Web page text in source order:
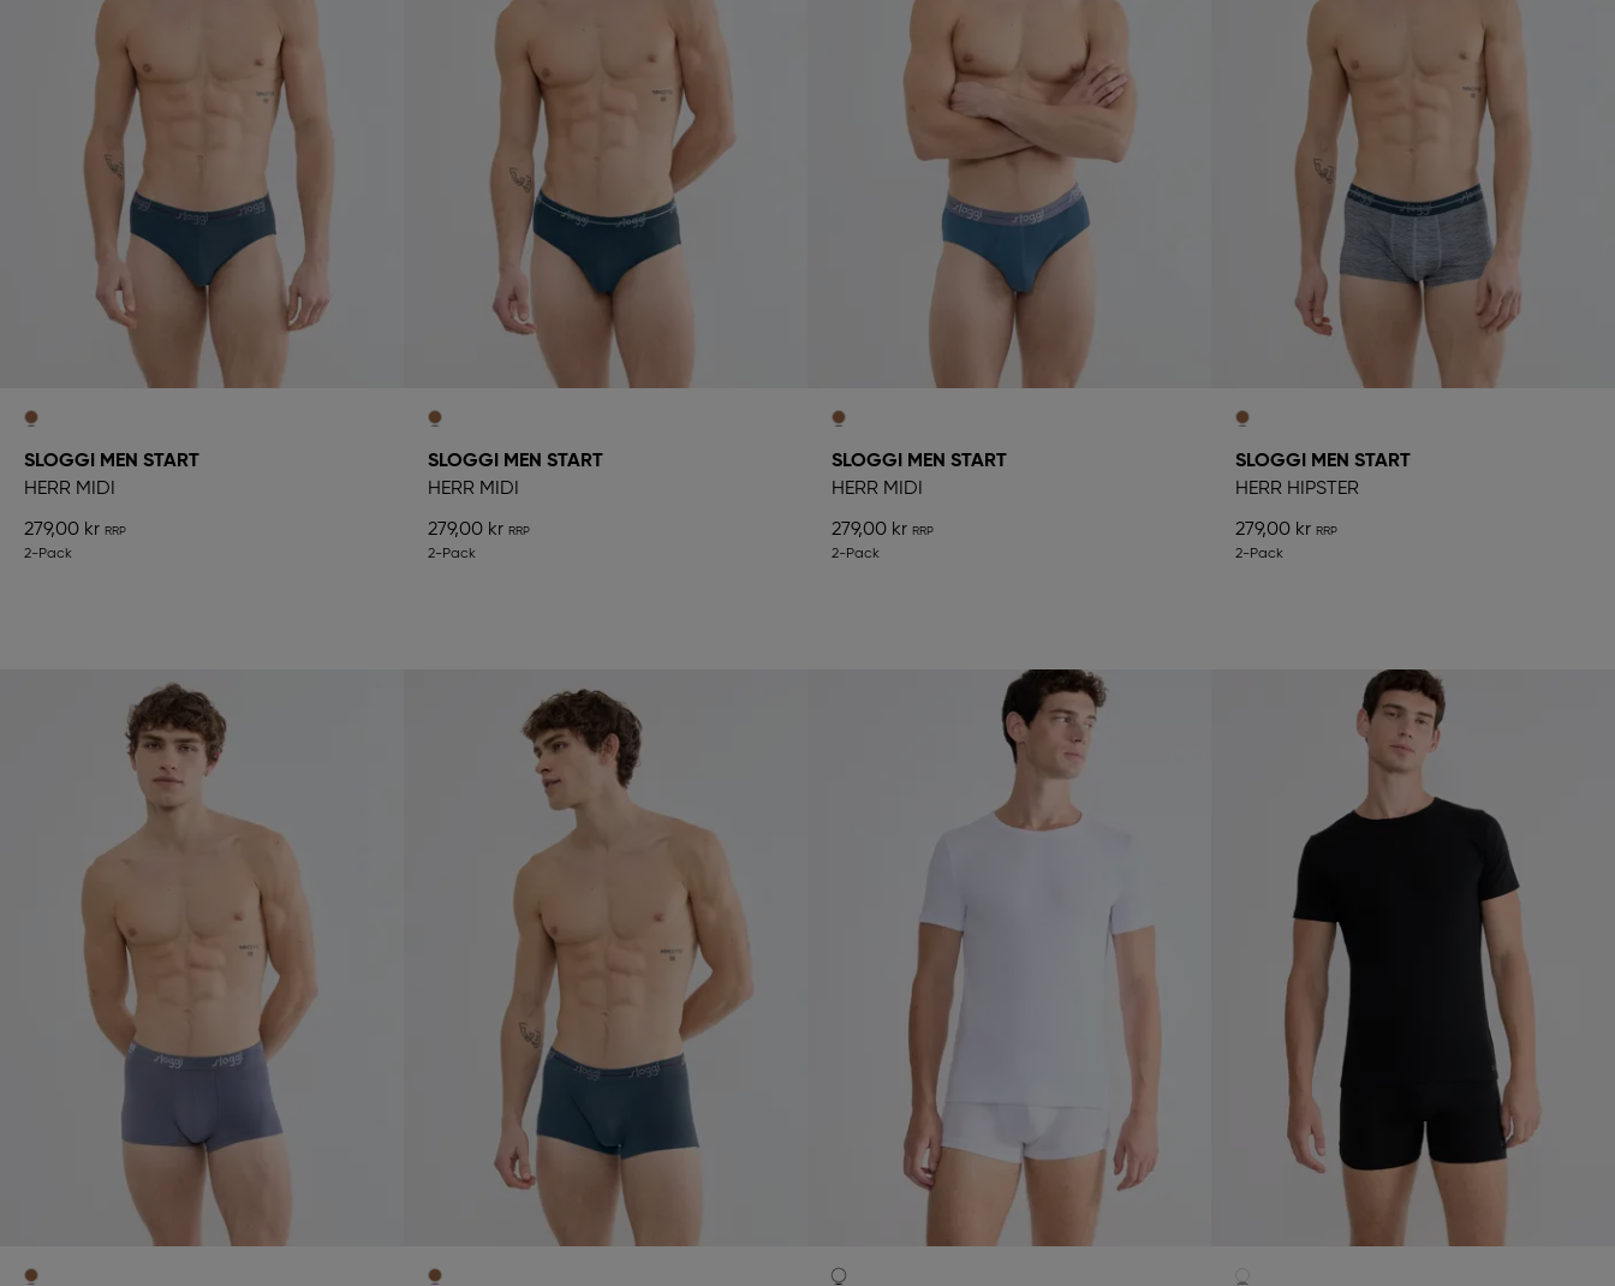
SLOGGI MEN START
HERR MIDI
279,00 kr
2-Pack
SLOGGI MEN START
HERR MIDI
279,00 kr
2-Pack
SLOGGI MEN START
HERR MIDI
279,00 kr
2-Pack
SLOGGI MEN START
HERR HIPSTER
279,00 kr
2-Pack